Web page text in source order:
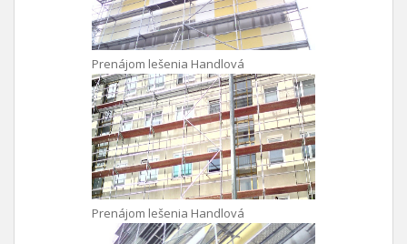
Prenájom lešenia Handlová
Prenájom lešenia Handlová